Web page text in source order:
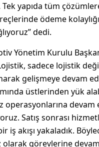
yapıda tüm
ödeme
dedi.
Yönetim Kurulu
sadece lojistik
gelişmeye devam
üstlerinden yük
operasyonlarına
Satış sonrası
iş akışı yakaladık.
olarak görevlerine